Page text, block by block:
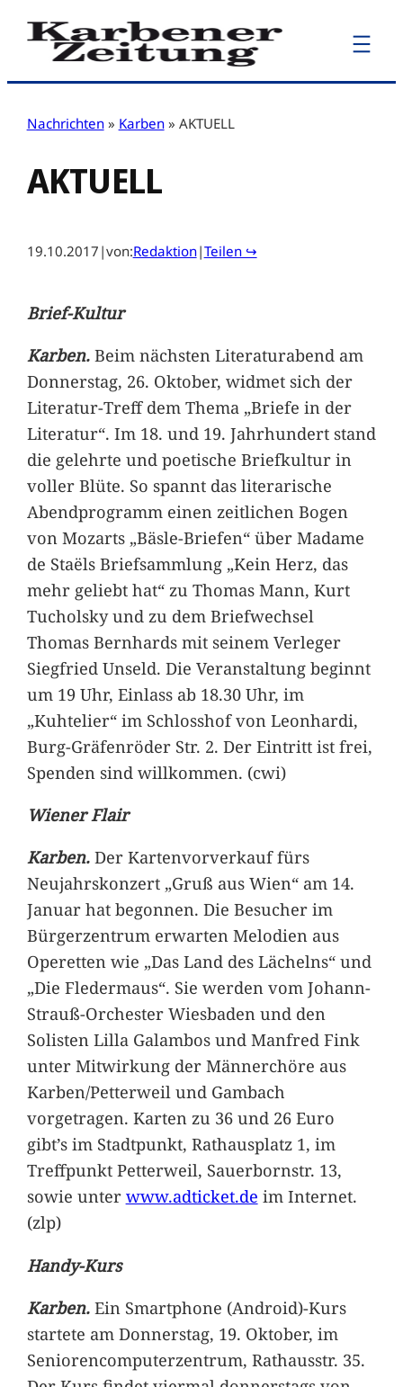
Zum
Inhalt
Nachrichten » Karben » AKTUELL
AKTUELL
19.10.2017 |von:Redaktion|Teilen ↪
Brief-Kultur
Karben.Beim nächsten Literaturabend am
Donnerstag, 26. Oktober, widmet sich der
Literatur-Treff dem Thema „Briefe in der
Literatur“. Im 18. und 19. Jahrhundert stand
die gelehrte und poetische Briefkultur in
voller Blüte. So spannt das literarische
Abendprogramm einen zeitlichen Bogen
von Mozarts „Bäsle-Briefen“ über Madame
de Staëls Briefsammlung „Kein Herz, das
mehr geliebt hat“ zu Thomas Mann, Kurt
Tucholsky und zu dem Briefwechsel
Thomas Bernhards mit seinem Verleger
Siegfried Unseld. Die Veranstaltung beginnt
um 19 Uhr, Einlass ab 18.30 Uhr, im
„Kuhtelier“ im Schlosshof von Leonhardi,
Burg-Gräfenröder Str. 2. Der Eintritt ist frei,
Spenden sind willkommen. (cwi)
Wiener Flair
Karben.Der Kartenvorverkauf fürs
Neujahrskonzert „Gruß aus Wien“ am 14.
Januar hat begonnen. Die Besucher im
Bürgerzentrum erwarten Melodien aus
Operetten wie „Das Land des Lächelns“ und
„Die Fledermaus“. Sie werden vom Johann-
Strauß-Orchester Wiesbaden und den
Solisten Lilla Galambos und Manfred Fink
unter Mitwirkung der Männerchöre aus
Karben/Petterweil und Gambach
vorgetragen. Karten zu 36 und 26 Euro
gibt’s im Stadtpunkt, Rathausplatz 1, im
Treffpunkt Petterweil, Sauerbornstr. 13,
sowie unter www.adticket.de im Internet.
(zlp)
Handy-Kurs
Karben.Ein Smartphone (Android)-Kurs
startete am Donnerstag, 19. Oktober, im
Seniorencomputerzentrum, Rathausstr. 35.